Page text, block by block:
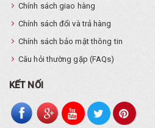
Chính sách giao hàng
Chính sách đổi và trả hàng
Chính sách bảo mật thông tin
Câu hỏi thường gặp (FAQs)
KẾT NỐI